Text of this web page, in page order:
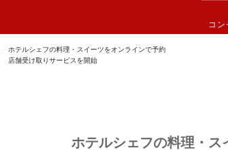
コン
ホテルシェフの料理・スイーツをオンラインで予約
店舗受け取りサービスを開始
コン
ホテルシェフの料理・ス